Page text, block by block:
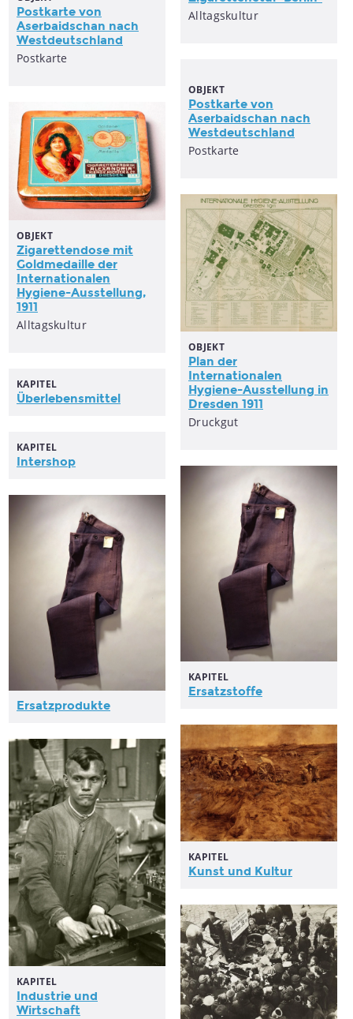
Alltagskultur
Postkarte von
Aserbaidschan nach
Westdeutschland
Postkarte
OBJEKT
Postkarte von
Aserbaidschan nach
Westdeutschland
Postkarte
OBJEKT
Zigarettendose mit
Goldmedaille der
Internationalen
Hygiene-Ausstellung,
1911
Alltagskultur
OBJEKT
Plan der
Internationalen
Hygiene-Ausstellung in
Dresden 1911
Druckgut
KAPITEL
Überlebensmittel
KAPITEL
Intershop
KAPITEL
Ersatzstoffe
Ersatzprodukte
KAPITEL
Kunst und Kultur
KAPITEL
Industrie und
Wirtschaft